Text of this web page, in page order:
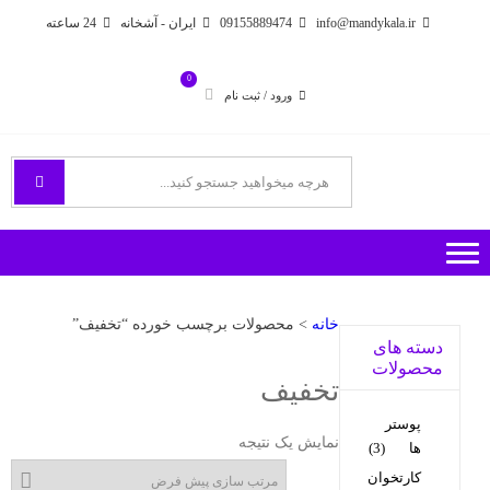
info@mandykala.ir
09155889474 ایران - آشخانه
ورود / ثبت نام
0
فروشگاه اینترنتی مندی
خانه > محصولات برچسب خورده “تخفيف”
تخفيف
نمایش یک نتیجه
دسته های
محصولات
پوستر
ها
(3)
کارتخوان